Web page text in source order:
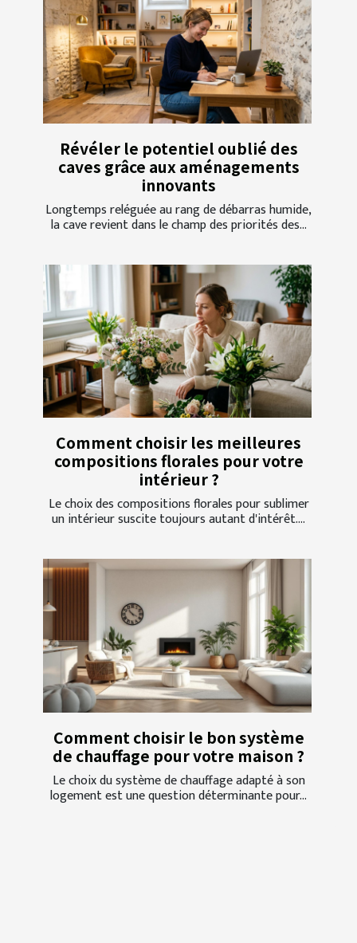
Révéler le potentiel oublié des
caves grâce aux aménagements
innovants
Longtemps reléguée au rang de débarras humide,
la cave revient dans le champ des priorités des...
Comment choisir les meilleures
compositions florales pour votre
intérieur ?
Le choix des compositions florales pour sublimer
un intérieur suscite toujours autant d'intérêt....
Comment choisir le bon système
de chauffage pour votre maison ?
Le choix du système de chauffage adapté à son
logement est une question déterminante pour...